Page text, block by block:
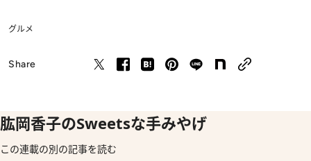
グルメ
Share
肱岡香子のSweetsな手みやげ
この連載の別の記事を読む